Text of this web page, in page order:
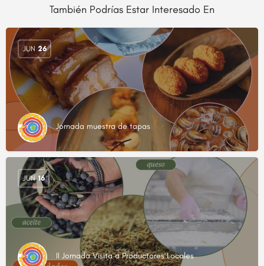
También Podrías Estar Interesado En
Jornada muestra de tapas
JUN 26
II Jornada Visita a Productores Locales
JUN 16